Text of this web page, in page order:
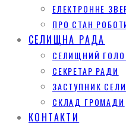
ЕЛЕКТРОННЕ
ПРО СТАН
СЕЛИЩНА РАДА
СЕЛИЩНИЙ
СЕКРЕТАР РАДИ
ЗАСТУПНИК
СКЛАД ГРОМАДИ
КОНТАКТИ